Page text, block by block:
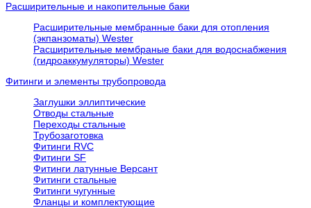
Расширительные и накопительные баки
Расширительные мембранные баки для отопления
(экпанзоматы) Wester
Расширительные мембраные баки для водоснабжения
(гидроаккумуляторы) Wester
Фитинги и элементы трубопровода
Заглушки эллиптические
Отводы стальные
Переходы стальные
Трубозаготовка
Фитинги RVC
Фитинги SF
Фитинги латунные Версант
Фитинги стальные
Фитинги чугунные
Фланцы и комплектующие